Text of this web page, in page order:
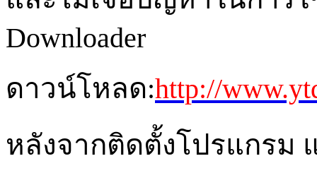
Downloader
ดาวน์โหลด:http://
หลังจากติดตั้งโปรแกรม